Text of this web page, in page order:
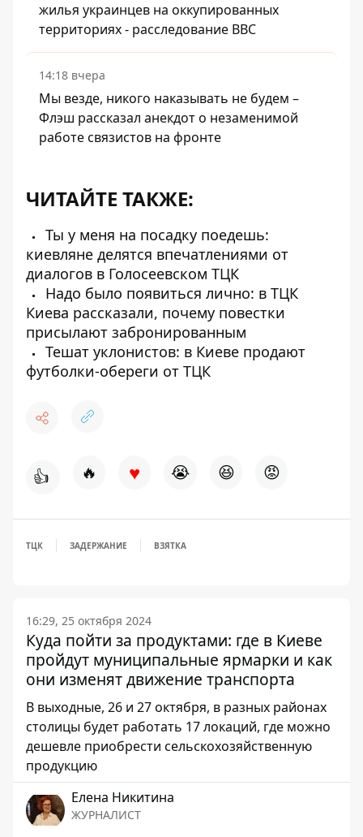
жилья украинцев на оккупированных
территориях - расследование BBC
14:18 вчера
Мы везде, никого наказывать не будем –
Флэш рассказал анекдот о незаменимой
работе связистов на фронте
ЧИТАЙТЕ ТАКЖЕ:
Ты у меня на посадку поедешь:
киевляне делятся впечатлениями от
диалогов в Голосеевском ТЦК
Надо было появиться лично: в ТЦК
Киева рассказали, почему повестки
присылают забронированным
Тешат уклонистов: в Киеве продают
футболки-обереги от ТЦК
👍 🔥 ♥ 😭 😆 😡
ТЦК ЗАДЕРЖАНИЕ ВЗЯТКА
16:29, 25 октября 2024
Куда пойти за продуктами: где в Киеве
пройдут муниципальные ярмарки и как
они изменят движение транспорта
В выходные, 26 и 27 октября, в разных районах
столицы будет работать 17 локаций, где можно
дешевле приобрести сельскохозяйственную
продукцию
Елена Никитина
ЖУРНАЛИСТ